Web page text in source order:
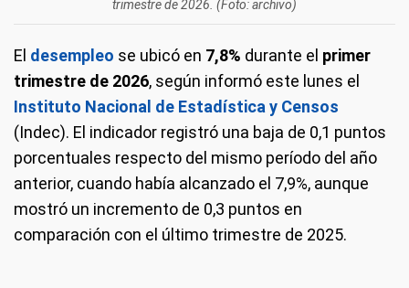
trimestre de 2026. (Foto: archivo)
El desempleo se ubicó en 7,8% durante el primer
trimestre de 2026, según informó este lunes el
Instituto Nacional de Estadística y Censos
(Indec). El indicador registró una baja de 0,1 puntos
porcentuales respecto del mismo período del año
anterior, cuando había alcanzado el 7,9%, aunque
mostró un incremento de 0,3 puntos en
comparación con el último trimestre de 2025.